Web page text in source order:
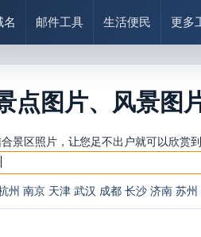
名 邮件工具 生活便民 更多
点图片、风景图
景区照片，让您足不出户就可以欣赏
州 南京 天津 武汉 成都 长沙 济南 苏州